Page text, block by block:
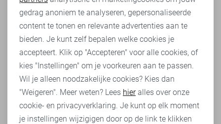
Marketing cookies
gedrag anoniem te analyseren, gepersonaliseerde
content te tonen en relevante advertenties aan te
bieden. Je kunt zelf bepalen welke cookies je
accepteert. Klik op "Accepteren" voor alle cookies, of
kies "Instellingen" om je voorkeuren aan te passen.
Wil je alleen noodzakelijke cookies? Kies dan
"Weigeren". Meer weten? Lees hieralles over onze
cookie- en privacyverklaring. Je kunt op elk moment
je instellingen wijzigigen door op de link te klikken